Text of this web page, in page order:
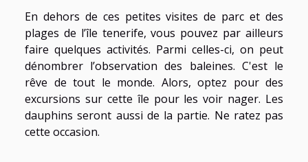
En dehors de ces petites visites de parc et des
plages de l’île tenerife, vous pouvez par ailleurs
faire quelques activités. Parmi celles-ci, on peut
dénombrer l’observation des baleines. C'est le
rêve de tout le monde. Alors, optez pour des
excursions sur cette île pour les voir nager. Les
dauphins seront aussi de la partie. Ne ratez pas
cette occasion.